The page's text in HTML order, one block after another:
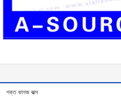
শক্ত কাগজ বাক্স